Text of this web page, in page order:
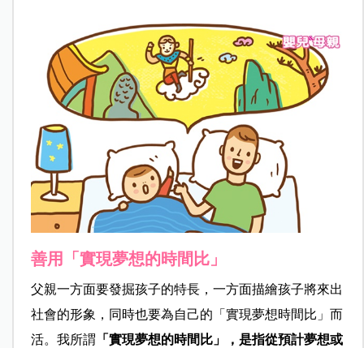
善用「實現夢想的時間比」
父親一方面要發掘孩子的特長，一方面描繪孩子將來出
社會的形象，同時也要為自己的「實現夢想時間比」而
活。我所謂 「實現夢想的時間比」，是指從預計夢想或